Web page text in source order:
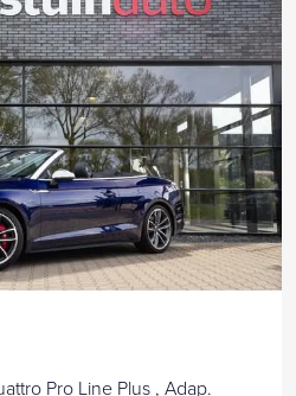
Pro Line Plus , Adap.